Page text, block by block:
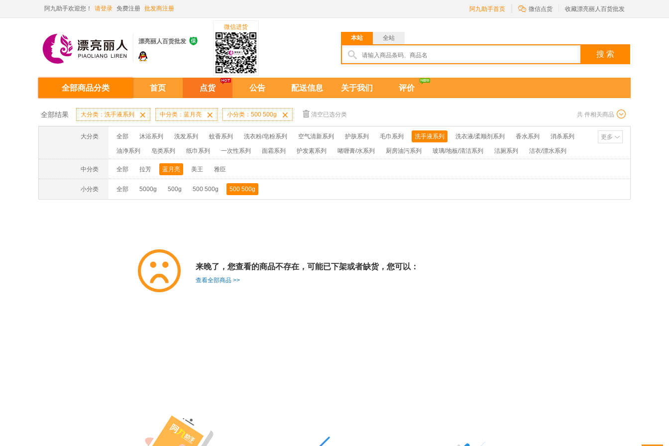
阿九助手欢迎您！ 请登录 免费注册 批发商注册 阿九助手首页  微信点货 收藏漂亮丽人百货批发
漂亮丽人百货批发 
微信进货
本站
全站
搜 索
全部商品分类 首页 点货 公告 配送信息 关于我们 评价
全部结果 大分类：洗手液系列  中分类：蓝月亮  小分类：500 500g  清空已选分类 共 件相关商品
大分类 全部 沐浴系列 洗发系列 蚊香系列 洗衣粉/皂粉系列 空气清新系列 护肤系列 毛巾系列 洗手液系列 洗衣液/柔顺剂系列 香水系列 消杀系列
油净系列 皂类系列 纸巾系列 一次性系列 面霜系列 护发素系列 啫喱膏/水系列 厨房油污系列 玻璃/地板/清洁系列 洁厕系列 洁衣/漂水系列
消毒液系列 洗面奶系列 面膜系列
蚊香液/蚊香片/器系列 洗洁精系列 保健品系列 雨伞系列家用帆布洗洁巾 吉列剃须刀 拖鞋
更多
中分类 全部 拉芳 蓝月亮 美王 雅臣
小分类 全部 5000g 500g 500 500g 500 500g
来晚了，您查看的商品不存在，可能已下架或者缺货，您可以：
查看全部商品 >>